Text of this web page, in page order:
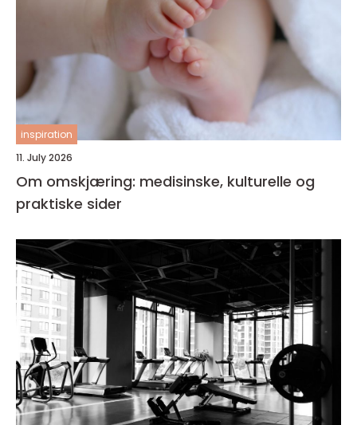
inspiration
11. July 2026
Om omskjæring: medisinske, kulturelle og
praktiske sider